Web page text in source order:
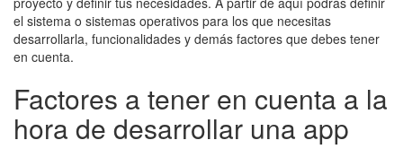
el sistema o sistemas operativos para los que necesitas
desarrollarla, funcionalidades y demás factores que debes tener
en cuenta.
Factores a tener en cuenta a la
hora de desarrollar una app